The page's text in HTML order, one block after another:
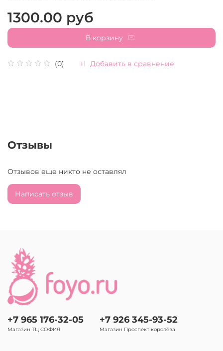
(0) Добавить в сравнение
1300.00 руб
В корзину
Отзывы
Отзывов еще никто не оставлял
Написать отзыв
+7 965 176-32-05
Магазин ТЦ СОФИЯ
+7 926 345-93-52
Магазин Проспект королёва